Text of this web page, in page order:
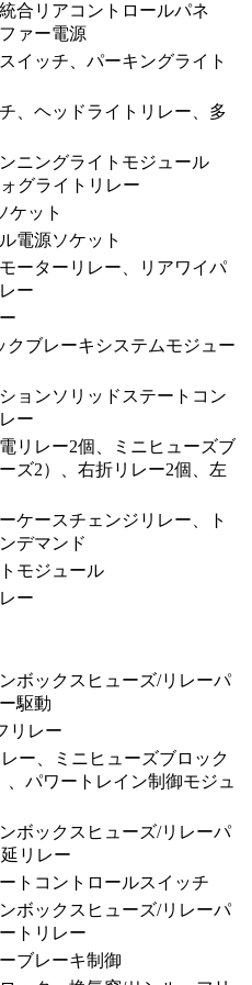
合リアコントロールパネ
ァー電源
イッチ、パーキングライト
、ヘッドライトリレー、多
ニングライトモジュール
グライトリレー
ケット
電源ソケット
ーターリレー、リアワイパ
ー
クブレーキシステムモジュー
ョンソリッドステートコン
ー
リレー2個、ミニヒューズブ
ズ2）、右折リレー2個、左
ケースチェンジリレー、ト
デマンド
モジュール
ー
ボックスヒューズ/リレーパ
駆動
リレー
ー、ミニヒューズブロック
、パワートレイン制御モジュ
ボックスヒューズ/リレーパ
リレー
トコントロールスイッチ
ボックスヒューズ/リレーパ
トリレー
ブレーキ制御